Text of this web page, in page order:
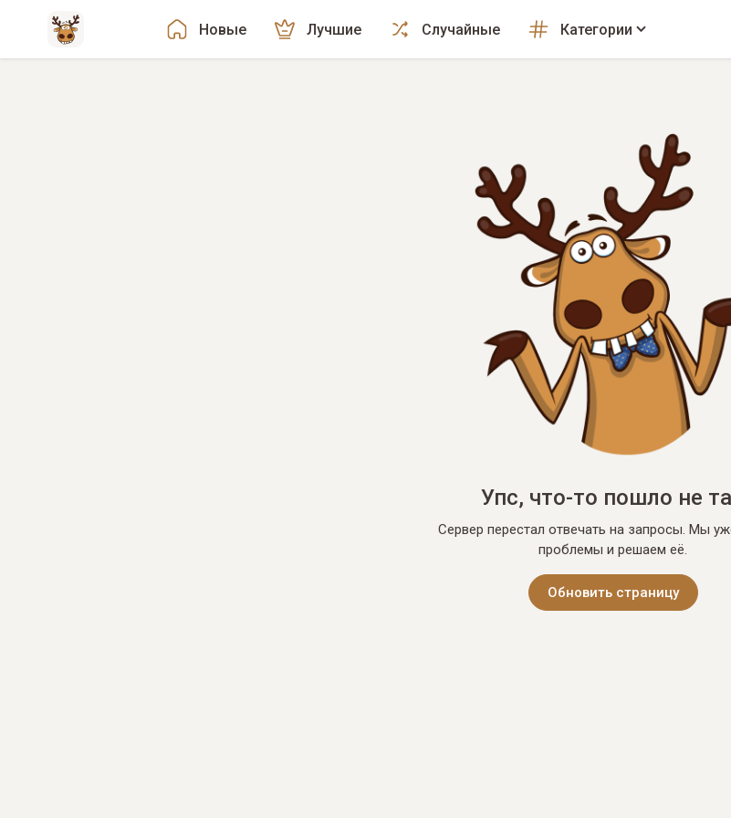
Новые Лучшие Случайные Категории
Упс, что-то пошло не
Сервер перестал отвечать на запросы. Мы
проблемы и решаем её.
Обновить страницу